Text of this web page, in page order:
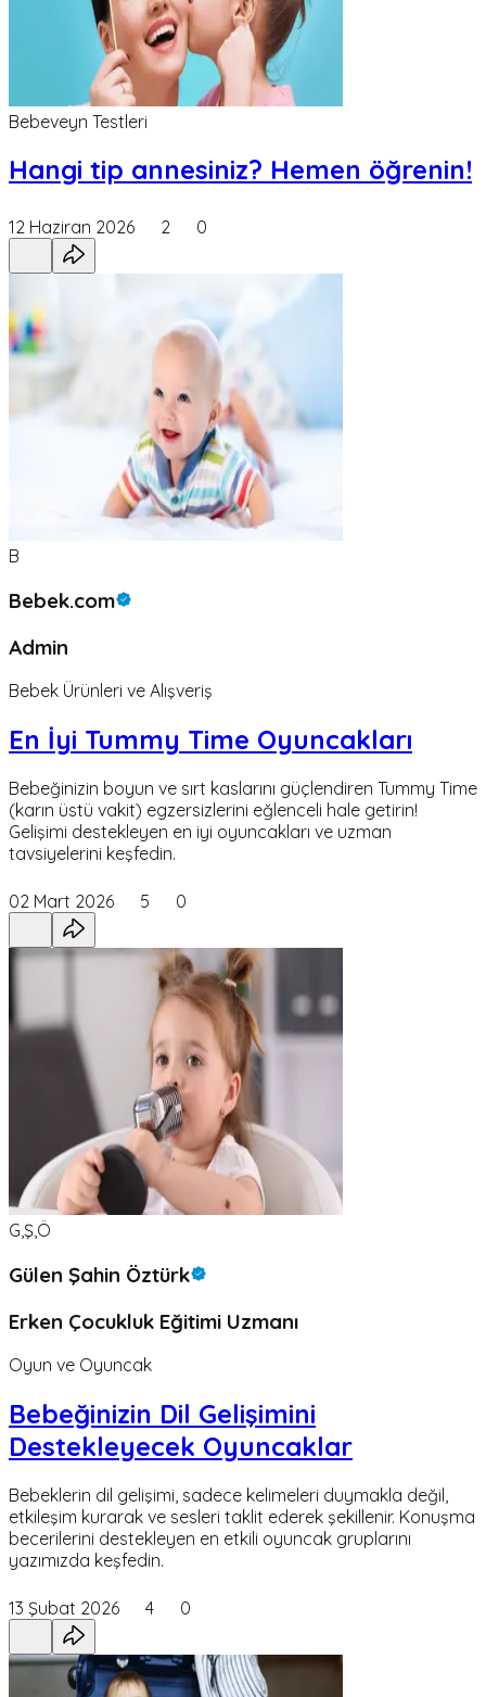
Bebeveyn Testleri
Hangi tip annesiniz? Hemen öğrenin!
12 Haziran 2026 2 0
B
Bebek.com
Admin
Bebek Ürünleri ve Alışveriş
En İyi Tummy Time Oyuncakları
Bebeğinizin boyun ve sırt kaslarını güçlendiren Tummy Time
(karın üstü vakit) egzersizlerini eğlenceli hale getirin!
Gelişimi destekleyen en iyi oyuncakları ve uzman
tavsiyelerini keşfedin.
02 Mart 2026 5 0
G,Ş,Ö
Gülen Şahin Öztürk
Erken Çocukluk Eğitimi Uzmanı
Oyun ve Oyuncak
Bebeğinizin Dil Gelişimini
Destekleyecek Oyuncaklar
Bebeklerin dil gelişimi, sadece kelimeleri duymakla değil,
etkileşim kurarak ve sesleri taklit ederek şekillenir. Konuşma
becerilerini destekleyen en etkili oyuncak gruplarını
yazımızda keşfedin.
13 Şubat 2026 4 0